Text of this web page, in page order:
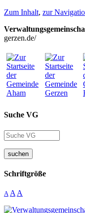
Zum Inhalt, zur
gerzen.de/
Suche VG
suchen
Schriftgröße
A A A